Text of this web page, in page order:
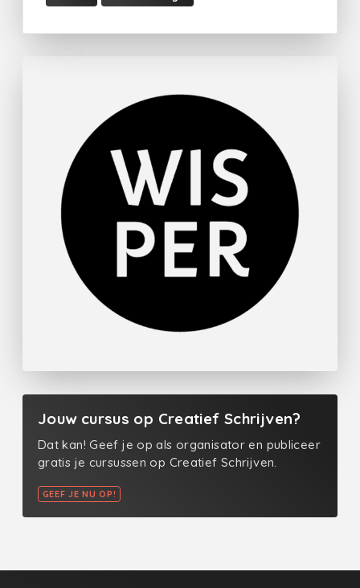
Jouw cursus op Creatief Schrijven?
Dat kan! Geef je op als organisator en publiceer
gratis je cursussen op Creatief Schrijven.
GEEF JE NU OP!